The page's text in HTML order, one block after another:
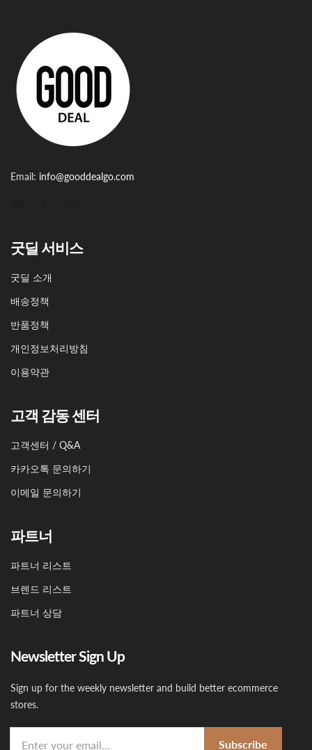
Email: info@gooddealgo.com
굿딜 서비스
굿딜 소개
배송정책
반품정책
개인정보처리방침
이용약관
고객 감동 센터
고객센터 / Q&A
카카오톡 문의하기
이메일 문의하기
파트너
파트너 리스트
브렌드 리스트
파트너 상담
Newsletter Sign Up
Sign up for the weekly newsletter and build better ecommerce
stores.
Subscribe